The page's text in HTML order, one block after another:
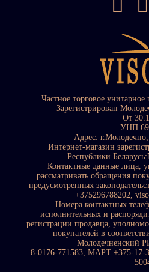
Частное торговое
Зарегистрирован
От
УНП
Адрес:
Интернет-магазин
Республики
Контактные данные лица,
рассматривать обращения
предусмотренных
+375296788202,
Номера контактных
исполнительных и
регистрации продавца,
покупателей в
Молодечненский
8-0176-771583, МАРТ +375-